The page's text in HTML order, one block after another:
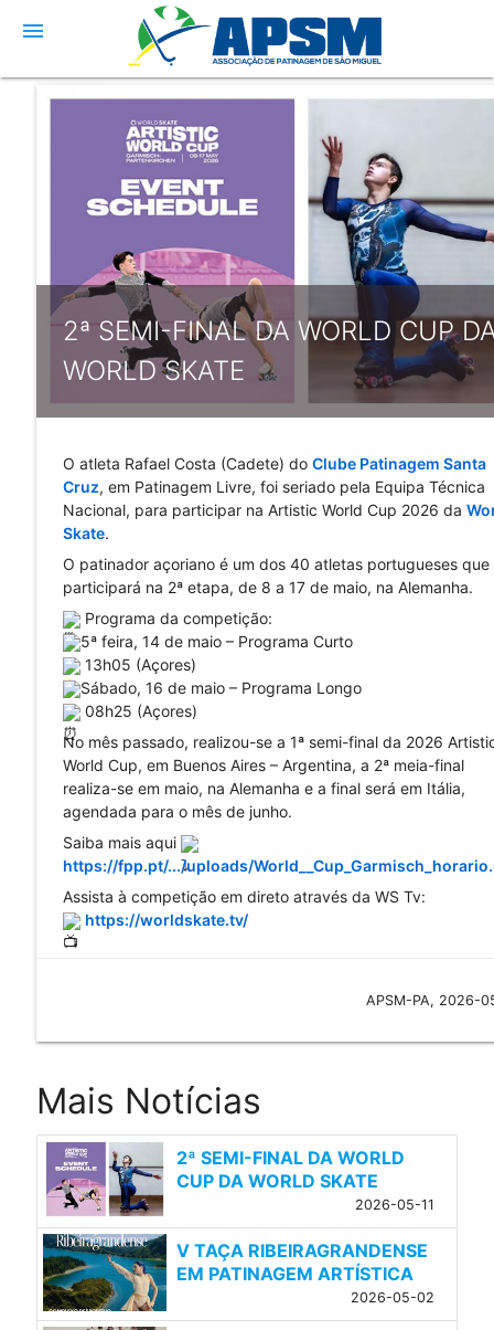
menu
2ª SEMI-FINAL DA WORLD CUP
WORLD SKATE
O atleta Rafael Costa (Cadete) do Clube Patinagem Santa
Cruz, em Patinagem Livre, foi seriado pela Equipa Técnica
Nacional, para participar na Artistic World Cup 2026 da
Skate.
O patinador açoriano é um dos 40 atletas portugueses que
participará na 2ª etapa, de 8 a 17 de maio, na Alemanha.
Programa da competição:
5ª feira, 14 de maio – Programa Curto
13h05 (Açores)
Sábado, 16 de maio – Programa Longo
08h25 (Açores)
No mês passado, realizou-se a 1ª semi-final da 2026
World Cup, em Buenos Aires – Argentina, a 2ª meia-final
realiza-se em maio, na Alemanha e a final será em Itália,
agendada para o mês de junho.
Saiba mais aqui
https://fpp.pt/.../uploads/
Assista à competição em direto através da WS Tv:
https://worldskate.tv/
APSM-PA, 2026-
Mais Notícias
2ª SEMI-FINAL DA WORLD
CUP DA WORLD SKATE
2026-05-11
V TAÇA RIBEIRAGRANDENSE
EM PATINAGEM ARTÍSTICA
2026-05-02